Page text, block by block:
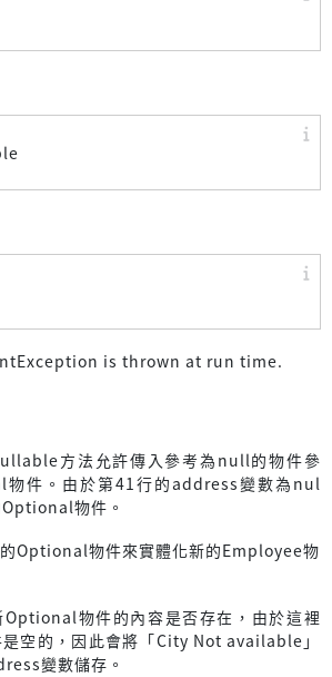
is thrown at run time.
方法允許傳入參考為null的物件參
件。由於第41行的address變數為nul
物件。
Optional物件來實體化新的Employee物
物件的內容是否存在，由於這裡
空的，因此會將「City Not available」
變數儲存。